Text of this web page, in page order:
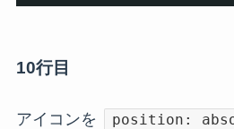
10行目
アイコンを position: